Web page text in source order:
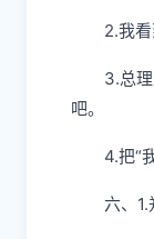
2.我看
3.总
吧。
4.把“
六、